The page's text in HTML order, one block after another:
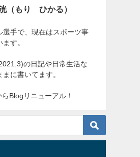
（もり ひかる）
選手で、現在はスポーツ事
す。
の日記や日常生活な
まに書いてます。
Blogリニューアル！